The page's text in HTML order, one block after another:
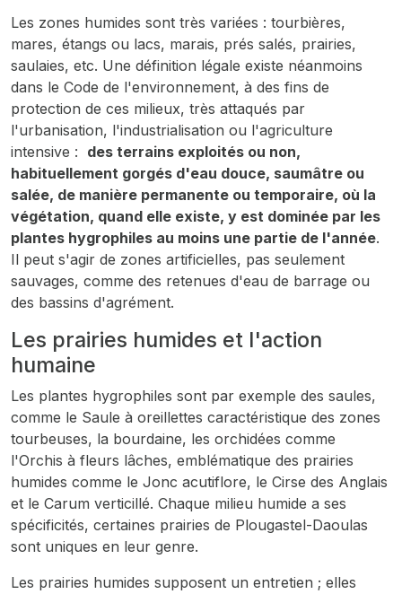
Les zones humides sont très variées : tourbières,
mares, étangs ou lacs, marais, prés salés, prairies,
saulaies, etc. Une définition légale existe néanmoins
dans le Code de l'environnement, à des fins de
protection de ces milieux, très attaqués par
l'urbanisation, l'industrialisation ou l'agriculture
intensive : des terrains exploités ou non,
habituellement gorgés d'eau douce, saumâtre ou
salée, de manière permanente ou temporaire, où la
végétation, quand elle existe, y est dominée par les
plantes hygrophiles au moins une partie de l'année.
Il peut s'agir de zones artificielles, pas seulement
sauvages, comme des retenues d'eau de barrage ou
des bassins d'agrément.
Les prairies humides et l'action
humaine
Les plantes hygrophiles sont par exemple des saules,
comme le Saule à oreillettes caractéristique des zones
tourbeuses, la bourdaine, les orchidées comme
l'Orchis à fleurs lâches, emblématique des prairies
humides comme le Jonc acutiflore, le Cirse des Anglais
et le Carum verticillé. Chaque milieu humide a ses
spécificités, certaines prairies de Plougastel-Daoulas
sont uniques en leur genre.
Les prairies humides supposent un entretien ; elles